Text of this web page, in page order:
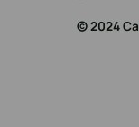
© 2024